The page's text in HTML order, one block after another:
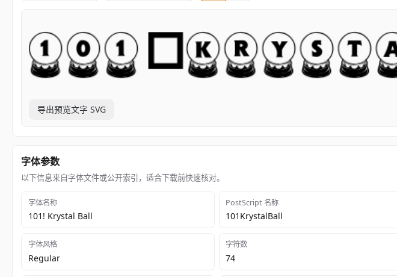
导出预览文字 SVG
字体参数
以下信息来自字体文件或公开索引，适合下载前快速核对。
字体名称
101! Krystal Ball
PostScript 名称
101KrystalBall
字体风格
Regular
字符数
74